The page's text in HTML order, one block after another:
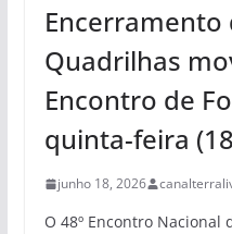
Encerramento
Quadrilhas
Encontro de
quinta-feira
junho 18, 2026
O 48º Encontro Nacional